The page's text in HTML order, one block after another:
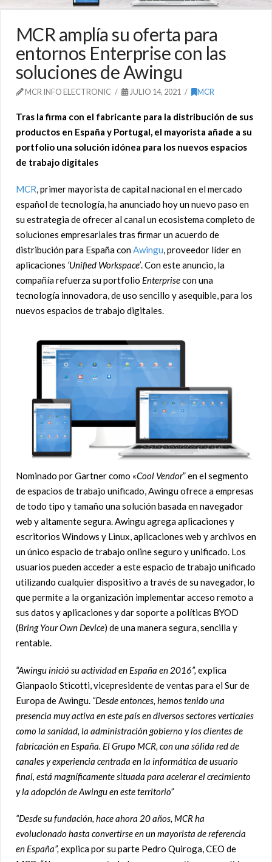
MCR amplía su oferta para
entornos Enterprise con las
soluciones de Awingu
MCR INFO ELECTRONIC JULIO 14, 2021 MCR
Tras la firma con el fabricante para la distribución de sus
productos en España y Portugal, el mayorista añade a su
portfolio una solución idónea para los nuevos espacios
de trabajo digitales
MCR, primer mayorista de capital nacional en el mercado
español de tecnología, ha anunciado hoy un nuevo paso en
su estrategia de ofrecer al canal un ecosistema completo de
soluciones empresariales tras firmar un acuerdo de
distribución para España conAwingu, proveedor líder en
aplicaciones ‘Unified Workspace’. Con este anuncio, la
compañía refuerza su portfolio Enterprisecon una
tecnología innovadora, de uso sencillo y asequible, para los
nuevos espacios de trabajo digitales.
Nominado por Gartner como «Cool Vendor” en el segmento
de espacios de trabajo unificado, Awingu ofrece a empresas
de todo tipo y tamaño una solución basada en navegador
web y altamente segura. Awingu agrega aplicaciones y
escritorios Windows y Linux, aplicaciones web y archivos en
un único espacio de trabajo online seguro y unificado. Los
usuarios pueden acceder a este espacio de trabajo unificado
utilizando cualquier dispositivo a través de su navegador, lo
que permite a la organización implementar acceso remoto a
sus datos y aplicaciones y dar soporte a políticas BYOD
(Bring Your Own Device) de una manera segura, sencilla y
rentable.
“Awingu inició su actividad en España en 2016”, explica
Gianpaolo Sticotti, vicepresidente de ventas para el Sur de
Europa de Awingu. “Desde entonces, hemos tenido una
presencia muy activa en este país en diversos sectores verticales
como la sanidad, la administración gobierno y los clientes de
fabricación en España. El Grupo MCR, con una sólida red de
canales y experiencia centrada en la informática de usuario
final, está magníficamente situada para acelerar el crecimiento
y la adopción de Awingu en este territorio”
“Desde su fundación, hace ahora 20 años, MCR ha
evolucionado hasta convertirse en un mayorista de referencia
en España”, explica por su parte Pedro Quiroga, CEO de